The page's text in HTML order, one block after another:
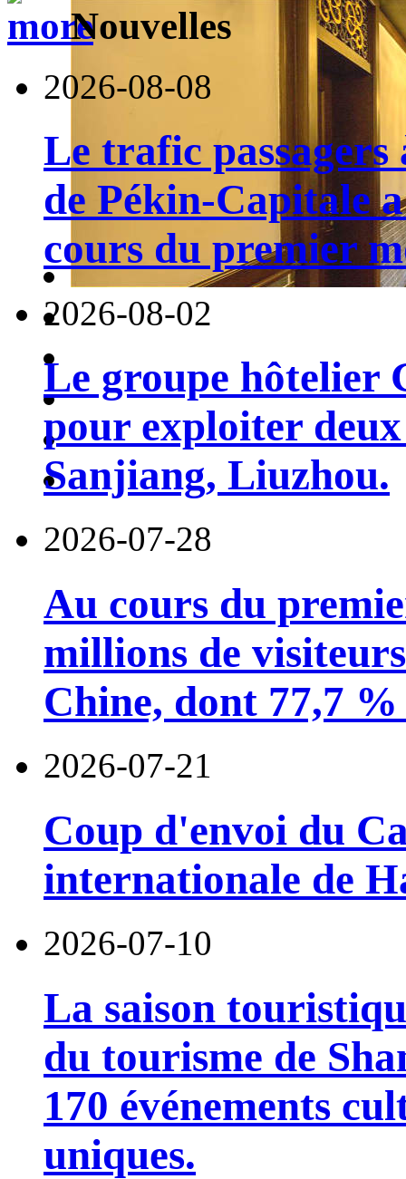
Nouvelles
2026-08-08
Le trafic
de Pékin-Capitale
cours du premier
2026-08-02
Le groupe hôtelier
pour exploiter
Sanjiang, Liuzhou.
2026-07-28
Au cours du
millions de
Chine, dont 77,7 %
2026-07-21
Coup d'envoi du
internationale de
2026-07-10
La saison
du tourisme de
170 événements
uniques.